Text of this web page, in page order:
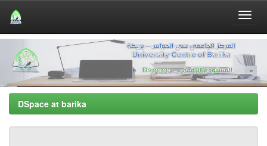
navigation
DSpace at barika